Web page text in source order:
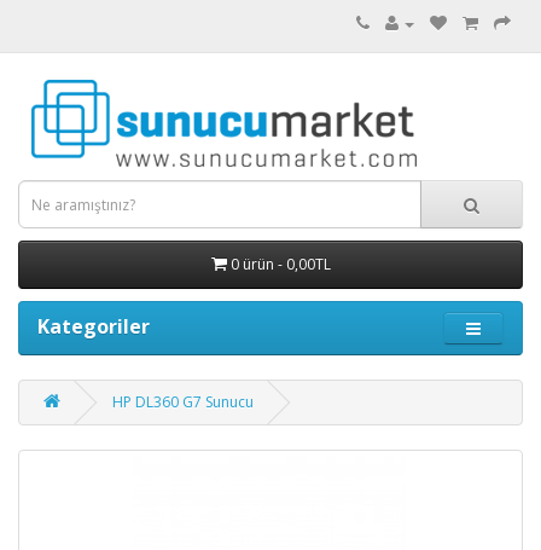
0 ürün - 0,00TL
Kategoriler
HP DL360 G7 Sunucu